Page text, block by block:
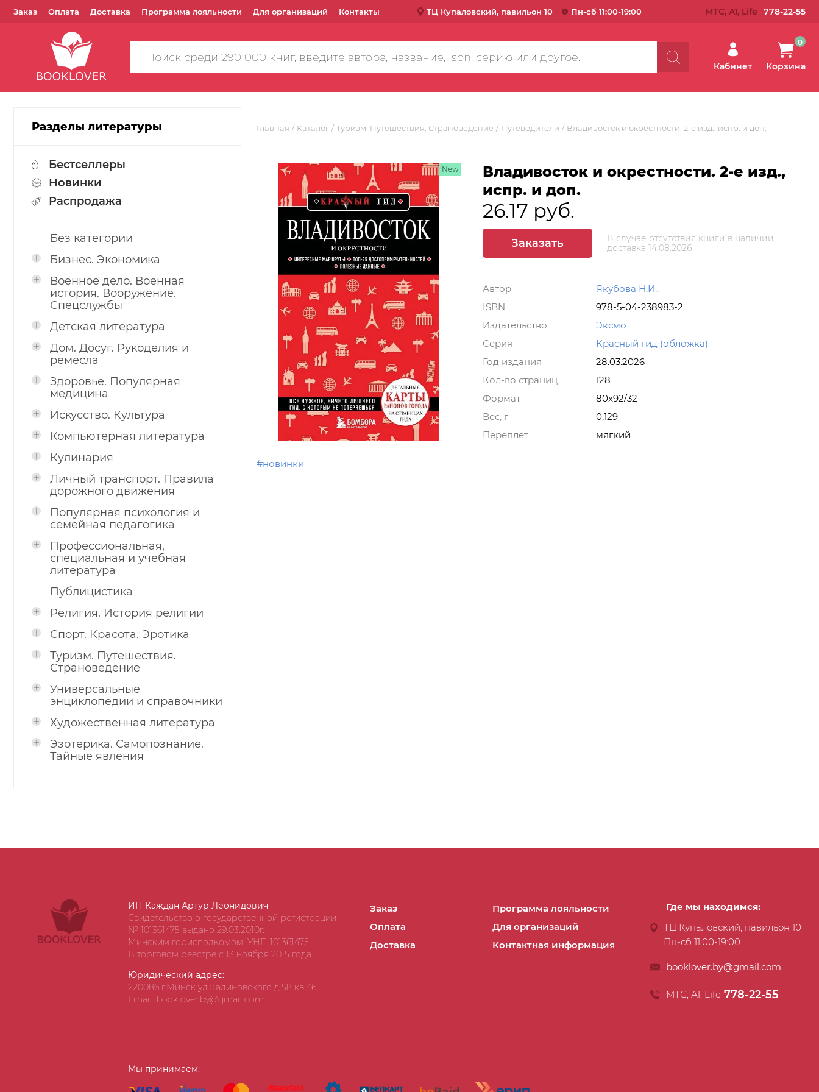
Заказ Оплата Доставка Программа лояльности Для организаций Контакты ТЦ Купаловский, павильон 10 Пн-сб 11:00-19:00 МТС, A1, Life 778-22-55
Поиск
по
Кабинет Корзина
0
Разделы литературы
Бестселлеры
Новинки
Распродажа
Без категории
Бизнес. Экономика
Военное дело. Военная
история. Вооружение.
Спецслужбы
Детская литература
Дом. Досуг. Рукоделия и
ремесла
Здоровье. Популярная
медицина
Искусство. Культура
Компьютерная литература
Кулинария
Личный транспорт. Правила
дорожного движения
Популярная психология и
семейная педагогика
Профессиональная,
специальная и учебная
литература
Публицистика
Религия. История религии
Спорт. Красота. Эротика
Туризм. Путешествия.
Страноведение
Универсальные
энциклопедии и справочники
Художественная литература
Эзотерика. Самопознание.
Тайные явления
Главная Каталог Туризм. Путешествия. Страноведение Путеводители Владивосток и окрестности. 2-е изд., испр. и доп.
New
#новинки
Владивосток и окрестности. 2-е изд.,
испр. и доп.
26.17 руб.
Заказать
В случае отсутствия книги в наличии,
доставка 14.08.2026
Автор
Якубова Н.И.,
ISBN
978-5-04-238983-2
Издательство
Эксмо
Серия
Красный гид (обложка)
Год издания
28.03.2026
Кол-во страниц
128
Формат
80x92/32
Вес, г
0,129
Переплет
мягкий
ИП Каждан Артур Леонидович
Свидетельство о государственной регистрации
№ 101361475 выдано 29.03.2010г.
Минским горисполкомом, УНП 101361475
В торговом реестре с 13 ноября 2015 года.
Юридический адрес:
220086 г.Минск ул.Калиновского д.58 кв.46,
Email: booklover.by@gmail.com
Заказ
Оплата
Доставка
Программа лояльности
Для организаций
Контактная информация
Мы принимаем:
Где мы находимся:
ТЦ Купаловский, павильон 10
Пн-сб 11:00-19:00
booklover.by@gmail.com
МТС, А1, Life 778-22-55